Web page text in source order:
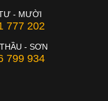
- MƯỜI
777 202
- SƠN
799 934